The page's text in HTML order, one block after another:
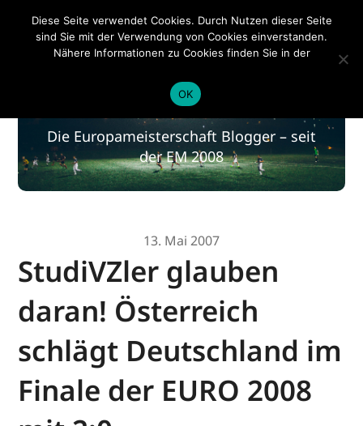
EM 2020
EM 2020
Die Europameisterschaft Blogger – seit
der EM 2008
13. Mai 2007
StudiVZler glauben
daran! Österreich
schlägt Deutschland im
Finale der EURO 2008
Diese Seite verwendet Cookies. Durch Nutzen dieser Seite
sind Sie mit der Verwendung von Cookies einverstanden.
Nähere Informationen zu Cookies finden Sie in der
OK